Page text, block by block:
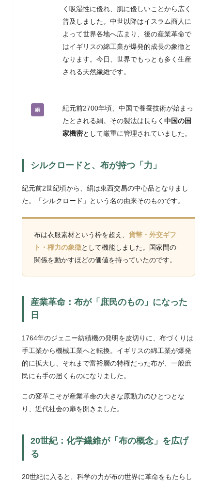
く吸湿性に優れ、肌に優しいことから広く
普及しました。中世以降はイスラム商人に
よって世界各地へ広まり、後の産業革命で
はイギリスの綿工業が爆発的成長の象徴と
なります。今日、世界でもっとも多く生産
される天然繊維です。
絹
紀元前2700年頃、中国で養蚕技術が始まっ
たとされる絹。その製法は長らく中国の国
家機密として厳重に管理されていました。
シルクロードと、布が持つ「力」
紀元前2世紀頃から、絹は東西交易の中心品となりまし
た。「シルクロード」という名の由来そのものです。
布は衣服素材という枠を超え、貨幣・外交ギフ
ト・権力の象徴として機能しました。国家間の
関係を動かすほどの価値を持っていたのです。
産業革命：布が「庶民のもの」になった
日
1764年のジェニー紡績機の発明を皮切りに、布づくりは
手工業から機械工業へと転換。イギリスの綿工業が爆発
的に拡大し、それまで富裕層の特権だった布が、一般庶
民にも手の届くものになりました。
この変革こそが産業革命の大きな原動力のひとつとな
り、近代社会の扉を開きました。
20世紀：化学繊維が「布の概念」を広げ
る
20世紀に入ると、科学の力が布の世界に革命をもたらし